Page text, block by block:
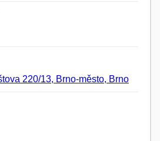
220/13, Brno-město, Brno